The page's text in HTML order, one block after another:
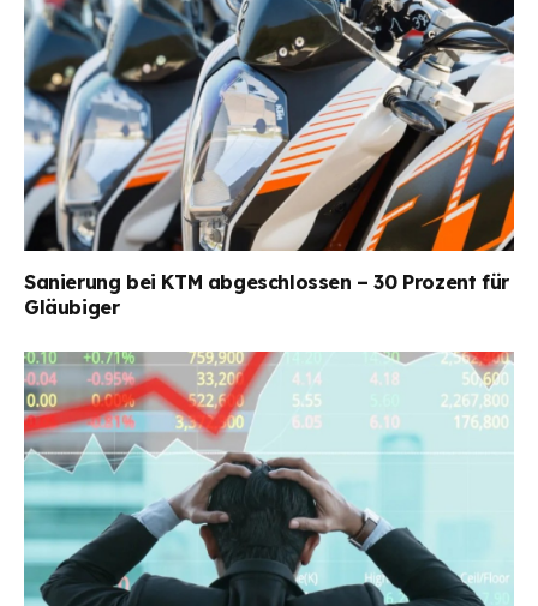
Sanierung bei KTM abgeschlossen – 30 Prozent für
Gläubiger